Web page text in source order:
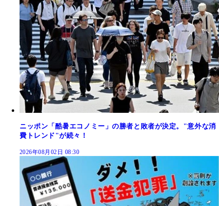
ニッポン「酷暑エコノミー」の勝者と敗者が決定。"意外な消
費トレンド"が続々！
2026年08月02日 08:30